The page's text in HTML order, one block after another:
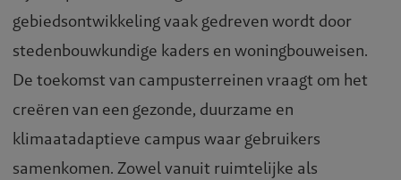
gebiedsontwikkeling vaak gedreven wordt door
stedenbouwkundige kaders en woningbouweisen.
De toekomst van campusterreinen vraagt om het
creëren van een gezonde, duurzame en
klimaatadaptieve campus waar gebruikers
samenkomen. Zowel vanuit ruimtelijke als